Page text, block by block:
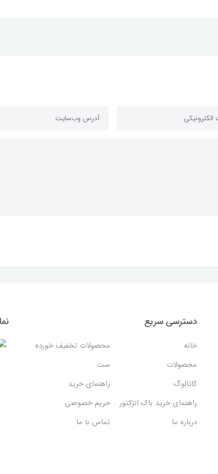
دسترسی سریع
خانه
محصولات تخفیف خورده
محصولات
ست
کاتالوگ
راهنمای خرید
راهنمای خرید باک انژکتور
حریم خصوصی
درباره ما
تماس با ما